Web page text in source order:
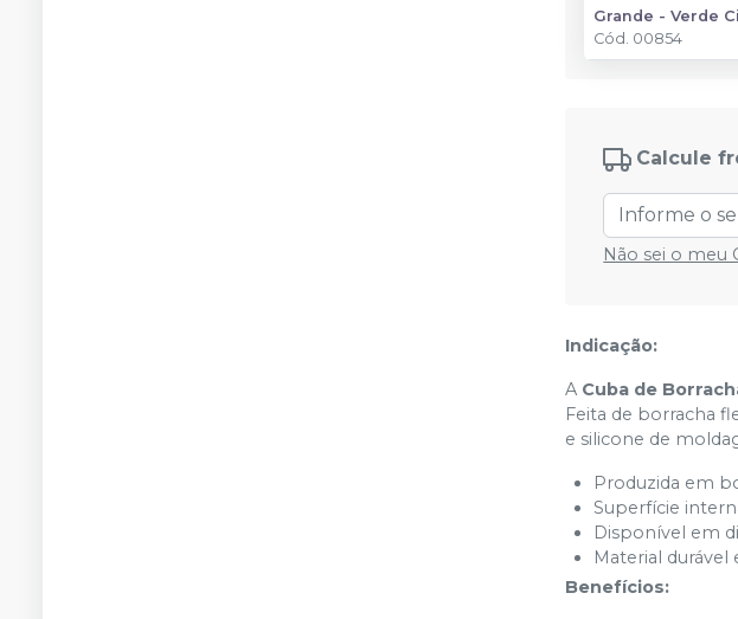
Grande - Verde
Cód. 00854
Calcule
Não sei o meu
Indicação:
A Cuba de
Feita de borracha
e silicone de
Produzida em
Superfície
Disponível em
Material
Benefícios: